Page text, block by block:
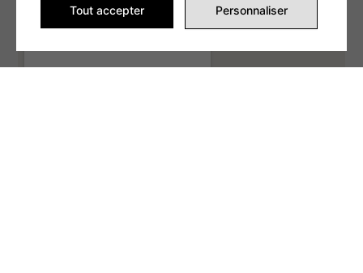
Tout accepter Personnaliser